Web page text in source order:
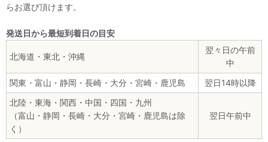
らお選び頂けます。
発送日から最短到着日の目安
北海道・東北・沖縄
翌々日の午前
中
関東・富山・静岡・長崎・大分・宮崎・鹿児島
翌日14時以降
北陸・東海・関西・中国・四国・九州
（富山・静岡・長崎・大分・宮崎・鹿児島は除
く）
翌日午前中